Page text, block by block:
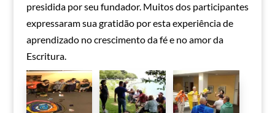
presidida por seu fundador. Muitos dos participantes
expressaram sua gratidão por esta experiência de
aprendizado no crescimento da fé e no amor da
Escritura.